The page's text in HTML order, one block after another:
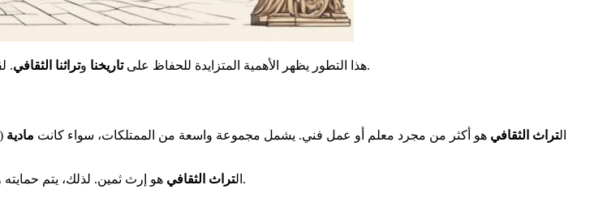
هذا التطور يظهر الأهمية المتزايدة للحفاظ علىتاريخنا وتراثنا الثقافي. اليوم.
التراث الثقافي هو أكثر من مجرد معلم أو عمل فني. يشمل مجموعة واسعة من الممتلكات، سواء كانت مادية
التراث الثقافي هو إرث ثمين. لذلك، يتم حمايته وتقديره على مستويات مختلفة، محلياً ووطنياً ودولياً. يضمن ذلك الحفاظ عليه للأجيال القادمة.